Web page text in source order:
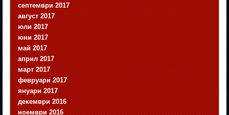
септември 2017
август 2017
юли 2017
юни 2017
май 2017
април 2017
март 2017
февруари 2017
януари 2017
декември 2016
ноември 2016